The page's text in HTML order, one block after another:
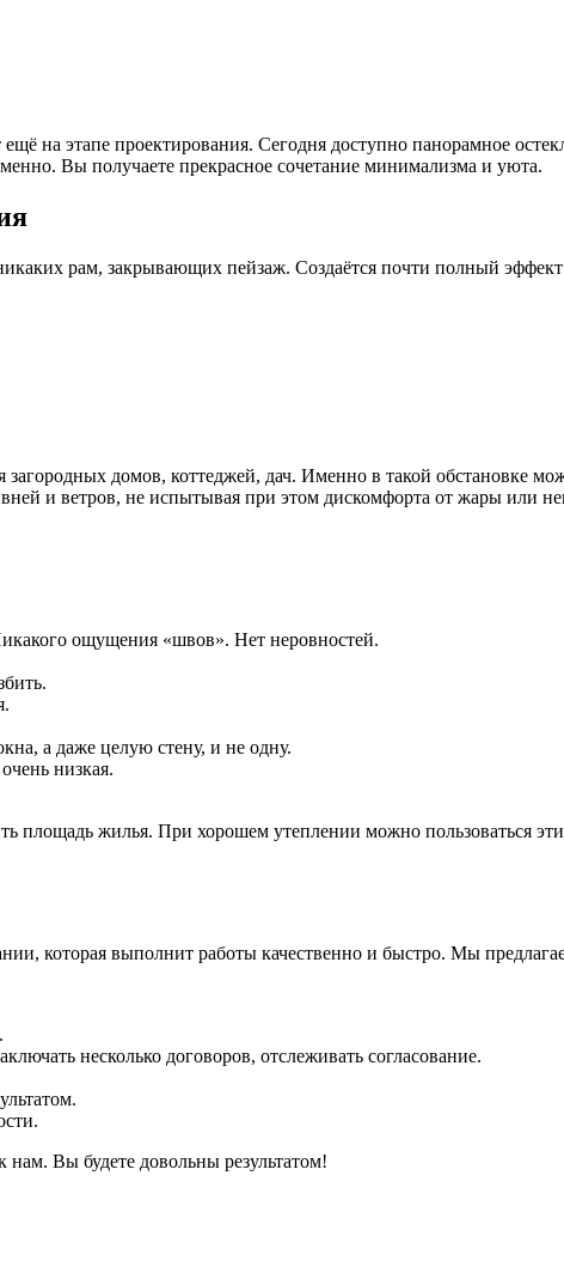
на этапе проектирования. Сегодня доступно панорамное
Вы получаете прекрасное сочетание минимализма и уюта.
рам, закрывающих пейзаж. Создаётся почти полный
домов, коттеджей, дач. Именно в такой обстановке
и ветров, не испытывая при этом дискомфорта от жары или
ощущения «швов». Нет неровностей.
а даже целую стену, и не одну.
низкая.
площадь жилья. При хорошем утеплении можно пользоваться
которая выполнит работы качественно и быстро. Мы
несколько договоров, отслеживать согласование.
нам. Вы будете довольны результатом!